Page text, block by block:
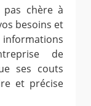
pas chère à
besoins et
de
ses couts
et précise